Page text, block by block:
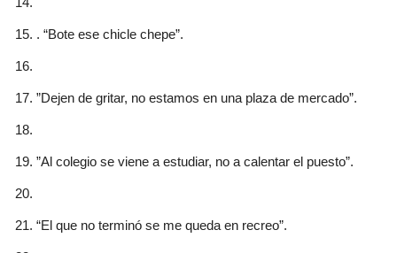
. “Bote ese chicle chepe”.
”Dejen de gritar, no estamos en una plaza de mercado”.
”Al colegio se viene a estudiar, no a calentar el puesto”.
“El que no terminó se me queda en recreo”.